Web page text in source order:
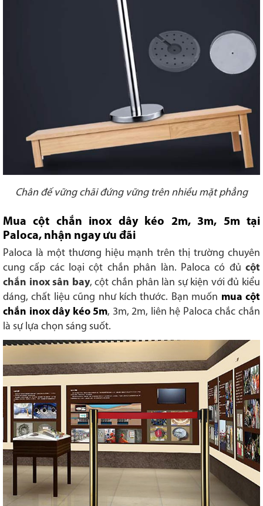
Chân đế vững chãi đứng vững trên nhiều mặt phẳng
Mua cột chắn inox dây kéo 2m, 3m, 5m tại
Paloca, nhận ngay ưu đãi
Paloca là một thương hiệu mạnh trên thị trường chuyên
cung cấp các loại cột chắn phân làn. Paloca có đủ cột
chắn inox sân bay, cột chắn phân làn sự kiện với đủ kiểu
dáng, chất liệu cũng như kích thước. Bạn muốn mua cột
chắn inox dây kéo 5m, 3m, 2m, liên hệ Paloca chắc chắn
là sự lựa chọn sáng suốt.